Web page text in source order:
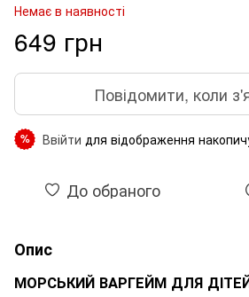
Немає в наявності
649 грн
Повідомити, коли
% Ввійти для відображення
До обраного
Опис
МОРСЬКИЙ ВАРГЕЙМ ДЛЯ